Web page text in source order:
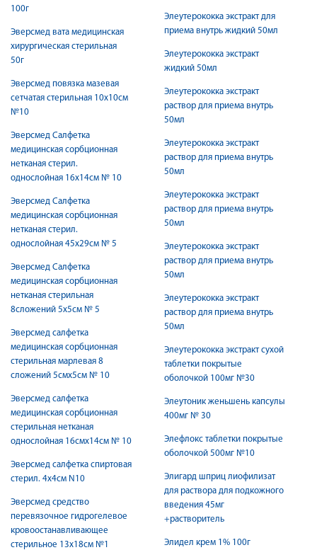
100г
Эверсмед вата медицинская
хирургическая стерильная
50г
Эверсмед повязка мазевая
сетчатая стерильная 10х10см
№10
Эверсмед Салфетка
медицинская сорбционная
нетканая стерил.
однослойная 16х14см № 10
Эверсмед Салфетка
медицинская сорбционная
нетканая стерил.
однослойная 45х29см № 5
Эверсмед Салфетка
медицинская сорбционная
нетканая стерильная
8сложений 5х5см № 5
Эверсмед салфетка
медицинская сорбционная
стерильная марлевая 8
сложений 5смх5см № 10
Эверсмед салфетка
медицинская сорбционная
стерильная нетканая
однослойная 16смх14см № 10
Эверсмед салфетка спиртовая
стерил. 4х4см N10
Эверсмед средство
перевязочное гидрогелевое
кровоостанавливающее
стерильное 13х18см №1
Элеутерококка экстракт для
приема внутрь жидкий 50мл
Элеутерококка экстракт
жидкий 50мл
Элеутерококка экстракт
раствор для приема внутрь
50мл
Элеутерококка экстракт
раствор для приема внутрь
50мл
Элеутерококка экстракт
раствор для приема внутрь
50мл
Элеутерококка экстракт
раствор для приема внутрь
50мл
Элеутерококка экстракт
раствор для приема внутрь
50мл
Элеутерококка экстракт сухой
таблетки покрытые
оболочкой 100мг №30
Элеутоник женьшень капсулы
400мг № 30
Элефлокс таблетки покрытые
оболочкой 500мг №10
Элигард шприц лиофилизат
для раствора для подкожного
введения 45мг
+растворитель
Элидел крем 1% 100г